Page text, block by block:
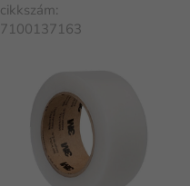
cikkszám:
7100137163